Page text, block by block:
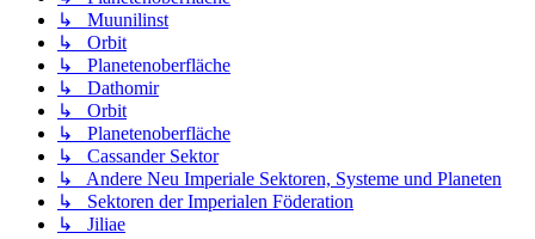
↳ Muunilinst
↳ Orbit
↳ Planetenoberfläche
↳ Dathomir
↳ Orbit
↳ Planetenoberfläche
↳ Cassander Sektor
↳ Andere Neu Imperiale Sektoren, Systeme und Planeten
↳ Sektoren der Imperialen Föderation
↳ Jiliae